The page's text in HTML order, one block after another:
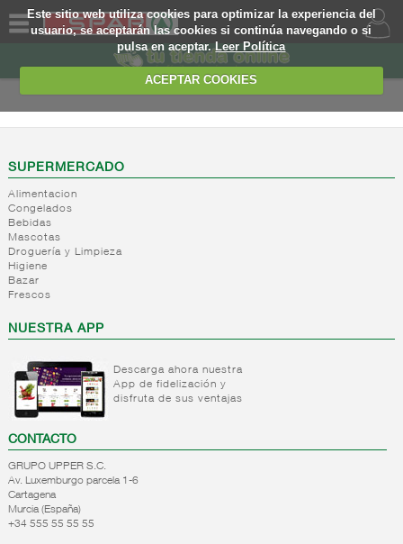
Este sitio web utiliza cookies para optimizar la experiencia del
usuario, se aceptarán las cookies si continúa navegando o si
pulsa en aceptar.Leer Política
ACEPTAR COOKIES
SOMOS
WEB
EJEMPLO
SUPERMERCADO
Alimentacion
Congelados
Bebidas
Mascotas
Droguería y Limpieza
Higiene
Bazar
Frescos
NUESTRA APP
Descarga ahora nuestra
App de fidelización y
disfruta de sus ventajas
CONTACTO
GRUPO UPPER S.C.
Av. Luxemburgo parcela 1-6
Cartagena
Murcia (España)
+34 555 55 55 55